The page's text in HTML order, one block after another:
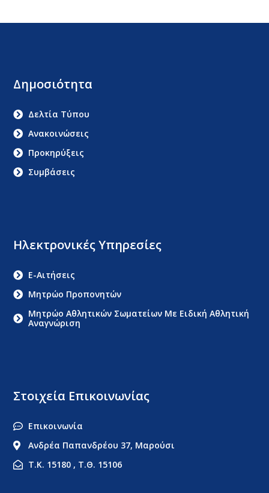
Στοιχεία Επικοινωνίας
Επικοινωνία
Ανδρέα Παπανδρέου 37, Μαρούσι
Τ.Κ. 15180 , Τ.Θ. 15106
Ηλεκτρονικές Υπηρεσίες
E-Αιτήσεις
Μητρώο Προπονητών
Μητρώο Αθλητικών Σωματείων Με Ειδική Αθλητική
Αναγνώριση
Δημοσιότητα
Δελτία Τύπου
Ανακοινώσεις
Προκηρύξεις
Συμβάσεις